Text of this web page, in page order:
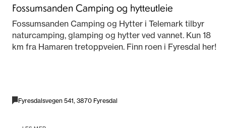
Fossumsanden Camping og hytteutleie
Fossumsanden Camping og Hytter i Telemark tilbyr
naturcamping, glamping og hytter ved vannet. Kun 18
km fra Hamaren tretoppveien. Finn roen i Fyresdal her!
Fyresdalsvegen 541, 3870 Fyresdal